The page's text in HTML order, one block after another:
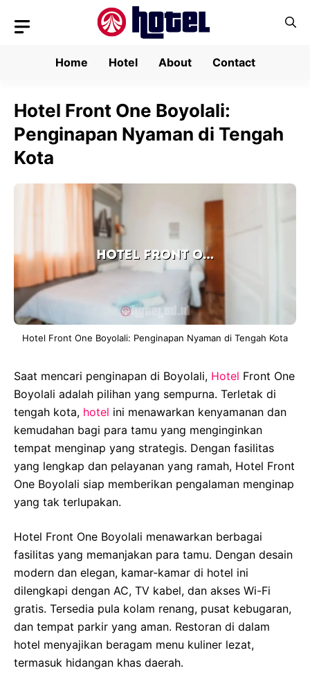
Home
Hotel About Contact
Hotel Front One Boyolali:
Penginapan Nyaman di Tengah
Kota
Hotel Front One Boyolali: Penginapan Nyaman di Tengah Kota
Saat mencari penginapan di Boyolali, Hotel Front One
Boyolali adalah pilihan yang sempurna. Terletak di
tengah kota, hotel ini menawarkan kenyamanan dan
kemudahan bagi para tamu yang menginginkan
tempat menginap yang strategis. Dengan fasilitas
yang lengkap dan pelayanan yang ramah, Hotel Front
One Boyolali siap memberikan pengalaman menginap
yang tak terlupakan.
Hotel Front One Boyolali menawarkan berbagai
fasilitas yang memanjakan para tamu. Dengan desain
modern dan elegan, kamar-kamar di hotel ini
dilengkapi dengan AC, TV kabel, dan akses Wi-Fi
gratis. Tersedia pula kolam renang, pusat kebugaran,
dan tempat parkir yang aman. Restoran di dalam
hotel menyajikan beragam menu kuliner lezat,
termasuk hidangan khas daerah.